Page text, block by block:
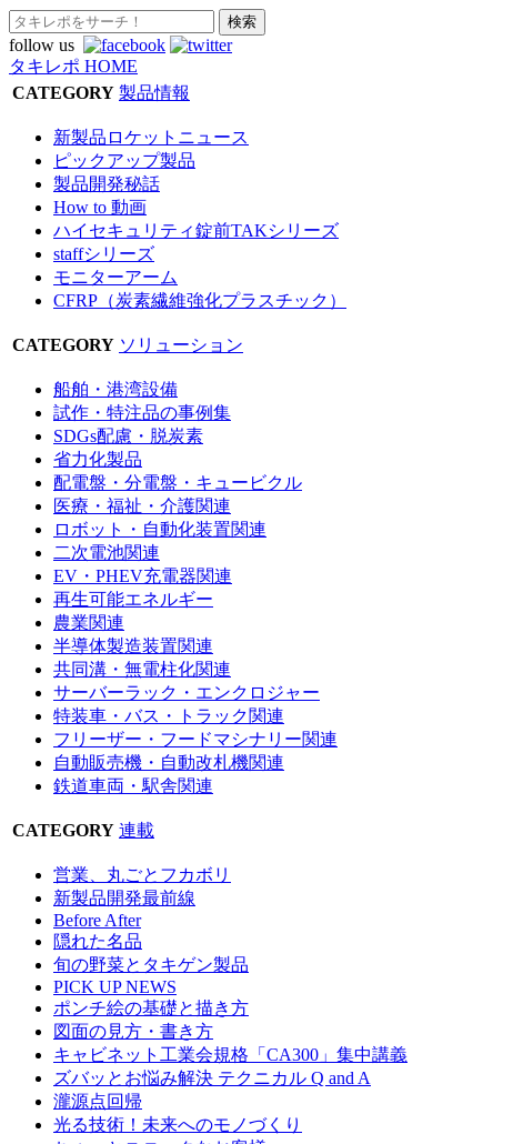
follow us
タキレポ HOME
CATEGORY 製品情報
新製品ロケットニュース
ピックアップ製品
製品開発秘話
How to 動画
ハイセキュリティ錠前TAKシリーズ
staffシリーズ
モニターアーム
CFRP（炭素繊維強化プラスチック）
CATEGORY ソリューション
船舶・港湾設備
試作・特注品の事例集
SDGs配慮・脱炭素
省力化製品
配電盤・分電盤・キュービクル
医療・福祉・介護関連
ロボット・自動化装置関連
二次電池関連
EV・PHEV充電器関連
再生可能エネルギー
農業関連
半導体製造装置関連
共同溝・無電柱化関連
サーバーラック・エンクロジャー
特装車・バス・トラック関連
フリーザー・フードマシナリー関連
自動販売機・自動改札機関連
鉄道車両・駅舎関連
CATEGORY 連載
営業、丸ごとフカボリ
新製品開発最前線
Before After
隠れた名品
旬の野菜とタキゲン製品
PICK UP NEWS
ポンチ絵の基礎と描き方
図面の見方・書き方
キャビネット工業会規格「CA300」集中講義
ズバッとお悩み解決 テクニカル Q and A
瀧源点回帰
光る技術！未来へのモノづくり